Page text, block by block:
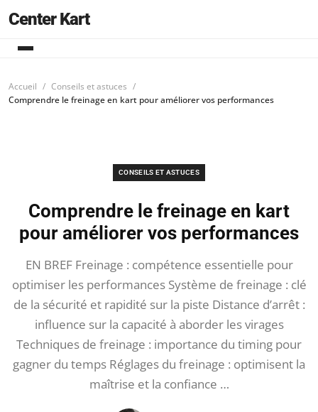
Center Kart
Accueil
Conseils et astuces
Comprendre le freinage en kart pour améliorer vos performances
CONSEILS ET ASTUCES
Comprendre le freinage en kart
pour améliorer vos performances
EN BREF Freinage : compétence essentielle pour
optimiser les performances Système de freinage : clé
de la sécurité et rapidité sur la piste Distance d’arrêt :
influence sur la capacité à aborder les virages
Techniques de freinage : importance du timing pour
gagner du temps Réglages du freinage : optimisent la
maîtrise et la confiance …